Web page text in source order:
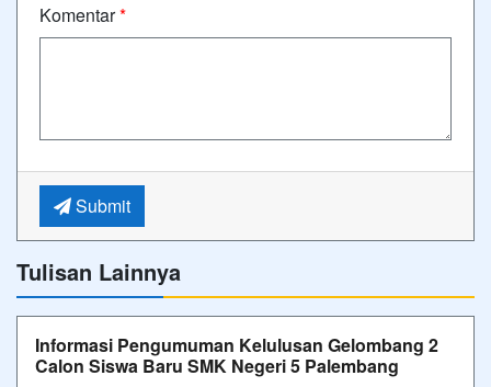
Komentar*
Submit
Tulisan Lainnya
Informasi Pengumuman Kelulusan Gelombang 2
Calon Siswa Baru SMK Negeri 5 Palembang